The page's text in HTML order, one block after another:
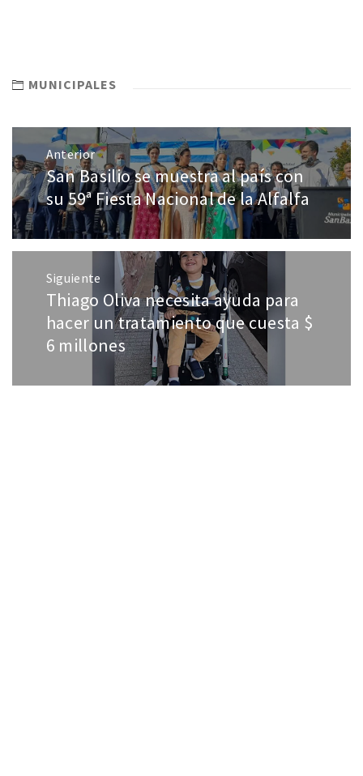
MUNICIPALES
Anterior
San Basilio se muestra al país con
su 59ª Fiesta Nacional de la Alfalfa
Siguiente
Thiago Oliva necesita ayuda para
hacer un tratamiento que cuesta $
6 millones